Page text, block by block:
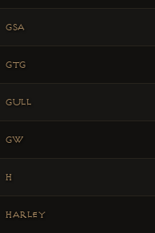
GSA
GTG
GULL
GW
H
HARLEY